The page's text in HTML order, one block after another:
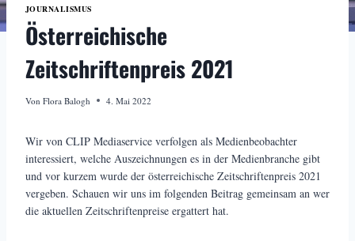
JOURNALISMUS
Österreichische
Zeitschriftenpreis 2021
Von Flora Balogh 4. Mai 2022
Wir von CLIP Mediaservice verfolgen als Medienbeobachter
interessiert, welche Auszeichnungen es in der Medienbranche gibt
und vor kurzem wurde der österreichische Zeitschriftenpreis 2021
vergeben. Schauen wir uns im folgenden Beitrag gemeinsam an wer
die aktuellen Zeitschriftenpreise ergattert hat.